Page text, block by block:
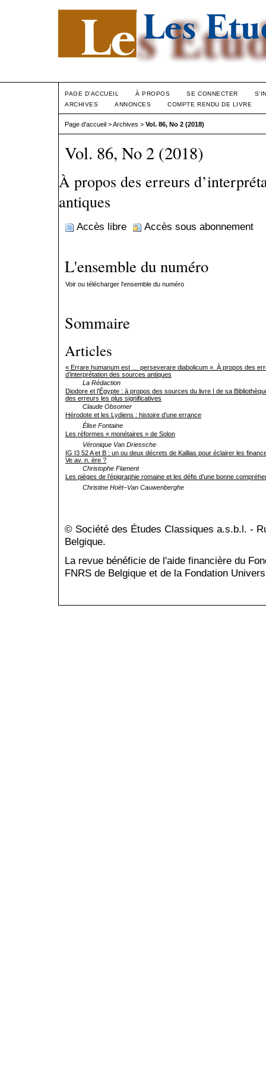
PAGE D'ACCUEIL À PROPOS SE CONNECTER
ARCHIVES
ANNONCES COMPTE RENDU DE LIVRE
Page d'accueil >Archives > Vol. 86, No 2 (2018)
Vol. 86, No 2 (2018)
À propos des erreurs
antiques
Accès libre Accès sous abonnement
L'ensemble du numéro
Voir ou télécharger l'ensemble du numéro
Sommaire
Articles
« Errare humanum est … perseverare diabolicum ». À propos des
d’interprétation des sources antiques
La Rédaction
Diodore et l’Égypte : à propos des sources du livre I de sa
des erreurs les plus significatives
Claude Obsomer
Hérodote et les Lydiens : histoire d’une errance
Élise Fontaine
Les réformes « monétaires » de Solon
Véronique Van Driessche
IG I3 52 A et B : un ou deux décrets de Kallias pour éclairer les
Ve av. n. ère ?
Christophe Flament
Les pièges de l’épigraphie romaine et les défis d’une bonne
Christine Hoët–Van Cauwenberghe
© Société des Études Classiques a.s.b.l. -
Belgique.
La revue bénéficie de l'aide financière du
FNRS de Belgique et de la Fondation